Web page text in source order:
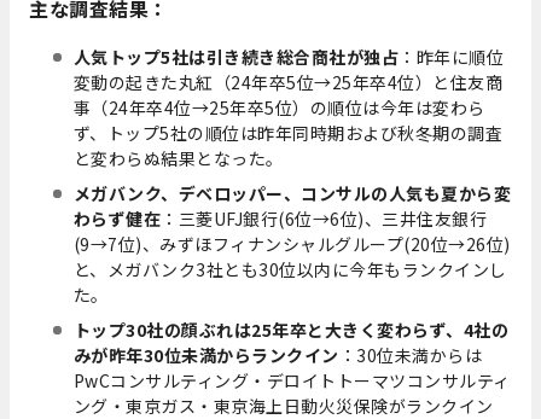
主な調査結果：
人気トップ5社は引き続き総合商社が独占 ：昨年に順位
変動の起きた丸紅（24年卒5位→25年卒4位）と住友商
事（24年卒4位→25年卒5位）の順位は今年は変わら
ず、トップ5社の順位は昨年同時期および秋冬期の調査
と変わらぬ結果となった。
メガバンク、デベロッパー、コンサルの人気も夏から変
わらず健在 ：三菱UFJ銀行(6位→6位)、三井住友銀行
(9→7位)、みずほフィナンシャルグループ(20位→26位)
と、メガバンク3社とも30位以内に今年もランクインし
た。
トップ30社の顔ぶれは25年卒と大きく変わらず、4社の
みが昨年30位未満からランクイン ：30位未満からは
PwCコンサルティング・デロイトトーマツコンサルティ
ング・東京ガス・東京海上日動火災保険がランクイン